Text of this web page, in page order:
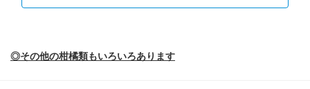
◎その他の柑橘類もいろいろあります